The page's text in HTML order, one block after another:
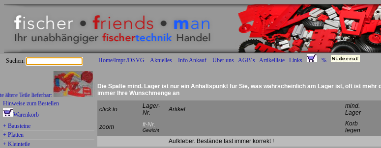
Home/Impr./DSVG Aktuelles Info Ankauf Über uns AGB´s Artikelliste Links %
Suchen:
Teile lieferbar:
Hinweise zum Bestellen
Warenkorb
+ Bausteine
+ Platten
+ Kleinteile
Die Spalte mind. Lager ist nur ein Anhaltspunkt für Sie, was wahrscheinlich am Lager ist, oft ist mehr
immer Ihre Wunschmenge an
click to
Lager-
Nr.
Artikel
mind.
Lager
zoom ft-Nr.
Gewicht
Korb
legen
Aufkleber. Bestände fast immer korrekt !